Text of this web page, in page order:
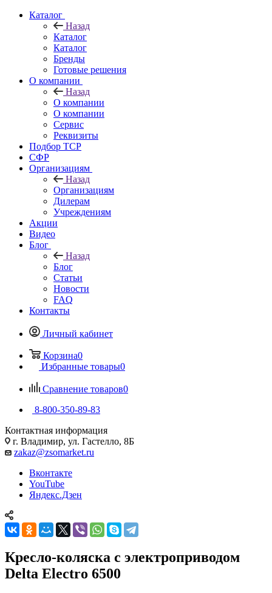
Каталог
Назад
Каталог
Каталог
Бренды
Готовые решения
О компании
Назад
О компании
О компании
Сервис
Реквизиты
Подбор ТСР
СФР
Организациям
Назад
Организациям
Дилерам
Учреждениям
Акции
Видео
Блог
Назад
Блог
Статьи
Новости
FAQ
Контакты
Личный кабинет
Корзина0
Избранные товары0
Сравнение товаров0
8-800-350-89-83
Контактная информация
г. Владимир, ул. Гастелло, 8Б
zakaz@zsomarket.ru
Вконтакте
YouTube
Яндекс.Дзен
Кресло-коляска с электроприводом
Delta Electro 6500